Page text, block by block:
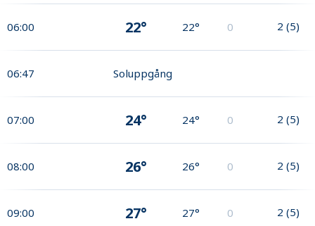
06:00 22° 22° 0 2 (5)
06:47 Soluppgång
07:00 24° 24° 0 2 (5)
08:00 26° 26° 0 2 (5)
09:00 27° 27° 0 2 (5)